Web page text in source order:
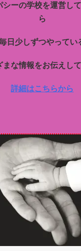
シーの学校を運営し
ら
日少しずつやってい
まな情報をお伝えし
詳細はこちらから